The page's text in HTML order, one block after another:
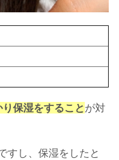
り保湿をすることが対
すし、保湿をしたと